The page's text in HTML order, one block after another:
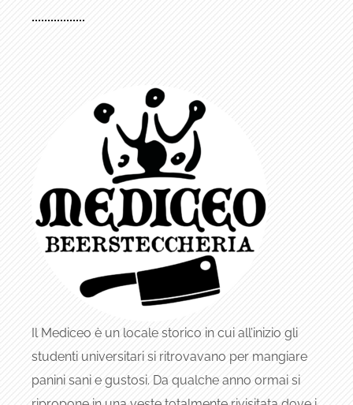
Il Mediceo è un locale storico in cui all’inizio gli
studenti universitari si ritrovavano per mangiare
panini sani e gustosi. Da qualche anno ormai si